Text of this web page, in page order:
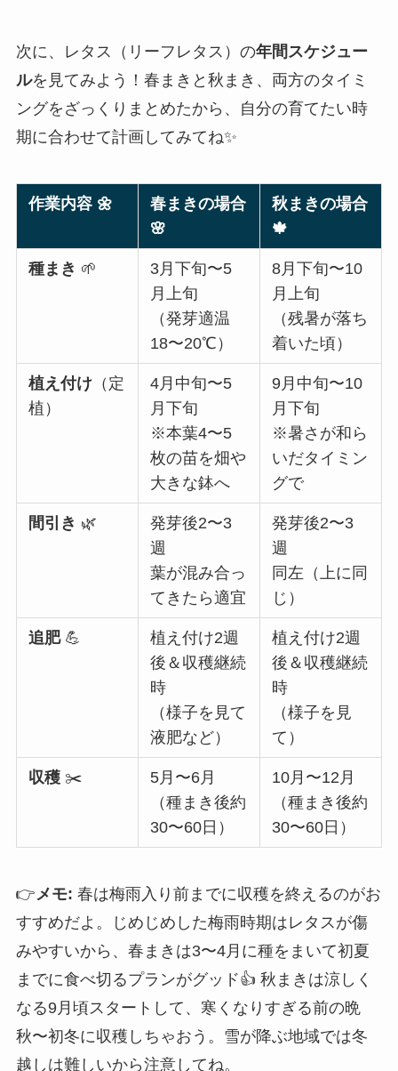
次に、レタス（リーフレタス）の年間スケジュー
ルを見てみよう！春まきと秋まき、両方のタイミ
ングをざっくりまとめたから、自分の育てたい時
期に合わせて計画してみてね✨
作業内容 🌼
春まきの場合
🌸
秋まきの場合
🍁
種まき 🌱
3月下旬〜5
月上旬
（発芽適温
18〜20℃）
8月下旬〜10
月上旬
（残暑が落ち
着いた頃）
植え付け （定
植）
4月中旬〜5
月下旬
※本葉4〜5
枚の苗を畑や
大きな鉢へ
9月中旬〜10
月下旬
※暑さが和ら
いだタイミン
グで
間引き 🌿
発芽後2〜3
週
葉が混み合っ
てきたら適宜
発芽後2〜3
週
同左（上に同
じ）
追肥💪
植え付け2週
後＆収穫継続
時
（様子を見て
液肥など）
植え付け2週
後＆収穫継続
時
（様子を見
て）
収穫 ✂️
5月〜6月
（種まき後約
30〜60日）
10月〜12月
（種まき後約
30〜60日）
👉メモ: 春は梅雨入り前までに収穫を終えるのがお
すすめだよ。じめじめした梅雨時期はレタスが傷
みやすいから、春まきは3〜4月に種をまいて初夏
までに食べ切るプランがグッド👍 秋まきは涼しく
なる9月頃スタートして、寒くなりすぎる前の晩
秋〜初冬に収穫しちゃおう。雪が降ぶ地域では冬
越しは難しいから注意してね。